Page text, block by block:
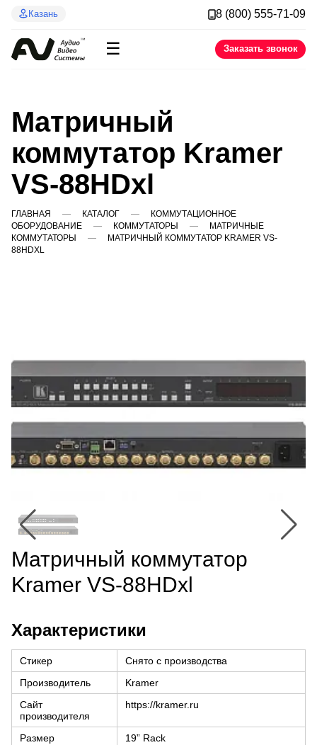
Казань 8 (800) 555-71-09
☰ Заказать звонок
Матричный
коммутатор Kramer
VS-88HDxl
ГЛАВНАЯ КАТАЛОГ
КОММУТАЦИОННОЕ
ОБОРУДОВАНИЕ
КОММУТАТОРЫ
МАТРИЧНЫЕ
КОММУТАТОРЫ
МАТРИЧНЫЙ КОММУТАТОР KRAMER VS-
88HDXL
Матричный коммутатор
Kramer VS-88HDxl
Характеристики
Стикер
Снято с производства
Производитель
Kramer
Сайт
производителя
https://kramer.ru
Размер
19” Rack